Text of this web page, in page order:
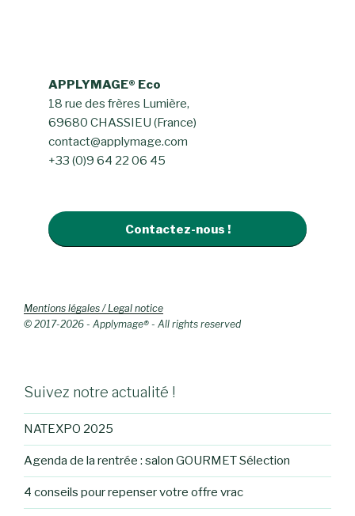
APPLYMAGE® Eco
18 rue des frères Lumière,
69680 CHASSIEU (France)
contact@applymage.com
+33 (0)9 64 22 06 45
Contactez-nous !
Mentions légales / Legal notice
© 2017-2026 - Applymage® - All rights reserved
Suivez notre actualité !
NATEXPO 2025
Agenda de la rentrée : salon GOURMET Sélection
4 conseils pour repenser votre offre vrac